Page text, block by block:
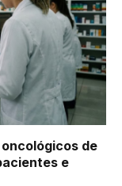
de
e